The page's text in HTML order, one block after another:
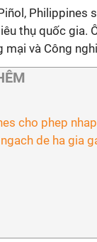
thụ quốc gia.
mại và Công